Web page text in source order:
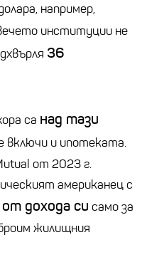
например,
институции не
36
са над тази
включи и ипотеката.
от 2023 г.
американец с
дохода си само за
жилищния